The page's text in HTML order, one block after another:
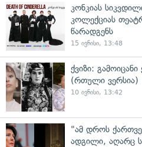
კონკიას
კოლექციას
წარადგენს
15 ივნისი, 13:48
ქვიზი:
(რთული ვერსია)
10 ივნისი, 13:42
"ამ დროს
ადგილი, აღარც